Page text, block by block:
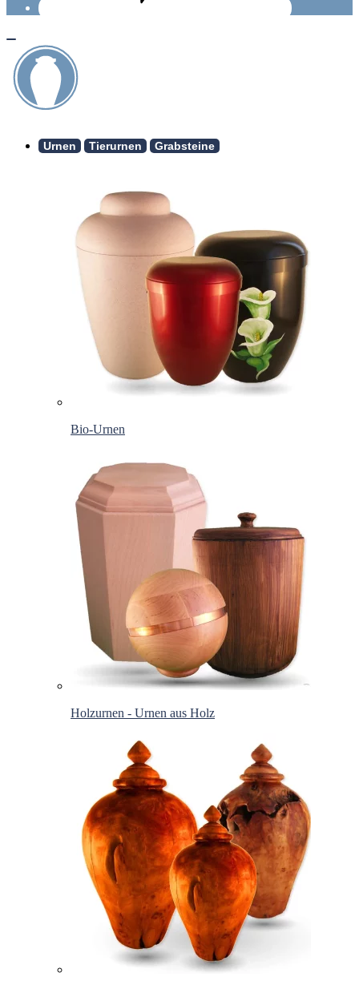
Urnen Tierurnen Grabsteine
Bio-Urnen
Holzurnen - Urnen aus Holz